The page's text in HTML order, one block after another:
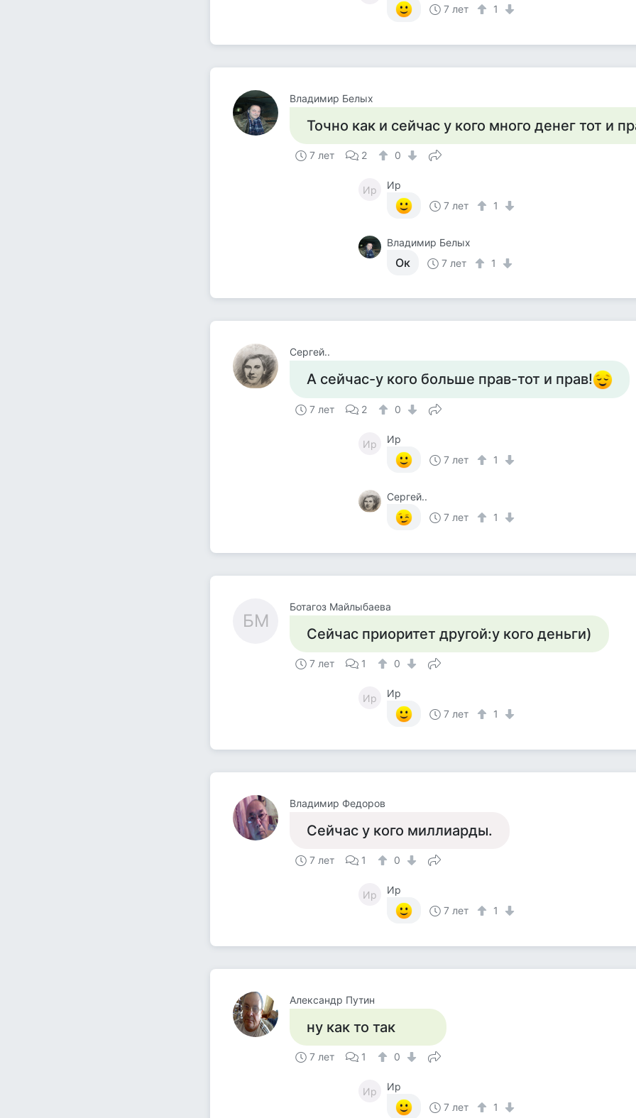
7 лет
1
Владимир Белых
Точно как и сейчас у кого много денег тот и
7 лет 2 0
Ир
Ир
7 лет
1
Владимир Белых
Ок 7 лет 1
Сергей..
А сейчас-у кого больше прав-тот и прав!
7 лет 2 0
Ир
Ир
7 лет
1
Сергей..
7 лет
1
БМ
Ботагоз Майлыбаева
Сейчас приоритет другой:у кого деньги)
7 лет 1 0
Ир
Ир
7 лет
1
Владимир Федоров
Сейчас у кого миллиарды.
7 лет 1 0
Ир
Ир
7 лет
1
Александр Путин
ну как то так
7 лет 1 0
Ир
Ир
7 лет
1